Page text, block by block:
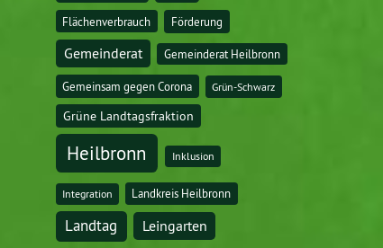
Flächenverbrauch Förderung
Gemeinderat Gemeinderat Heilbronn
Gemeinsam gegen Corona Grün-Schwarz
Grüne Landtagsfraktion
Heilbronn Inklusion
Integration Landkreis Heilbronn
Landtag Leingarten